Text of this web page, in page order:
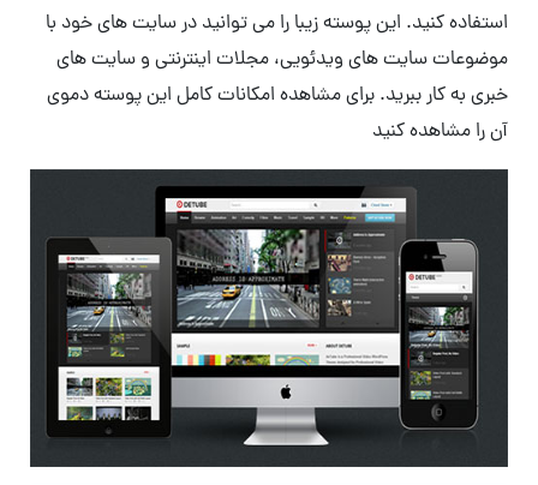
استفاده کنید. این پوسته زیبا را می توانید در سایت های خود با
موضوعات سایت های ویدئویی، مجلات اینترنتی و سایت های
خبری به کار ببرید. برای مشاهده امکانات کامل این پوسته دموی
آن را مشاهده کنید